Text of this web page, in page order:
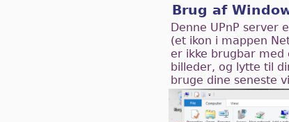
Brug af
Denne UPnP
(et ikon i mappen
er ikke brugbar med
billeder, og lytte til
bruge dine seneste